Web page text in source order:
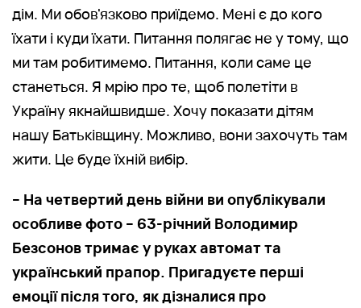
дім. Ми обов'язково приїдемо. Мені є до кого
їхати і куди їхати. Питання полягає не у тому, що
ми там робитимемо. Питання, коли саме це
станеться. Я мрію про те, щоб полетіти в
Україну якнайшвидше. Хочу показати дітям
нашу Батьківщину. Можливо, вони захочуть там
жити. Це буде їхній вибір.
– На четвертий день війни ви опублікували
особливе фото – 63-річний Володимир
Безсонов тримає у руках автомат та
український прапор. Пригадуєте перші
емоції після того, як дізналися про